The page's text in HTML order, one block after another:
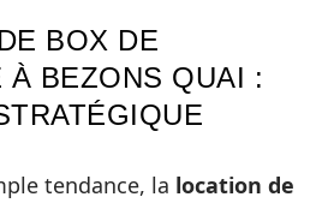
BOX DE
À BEZONS QUAI :
tendance, la location de